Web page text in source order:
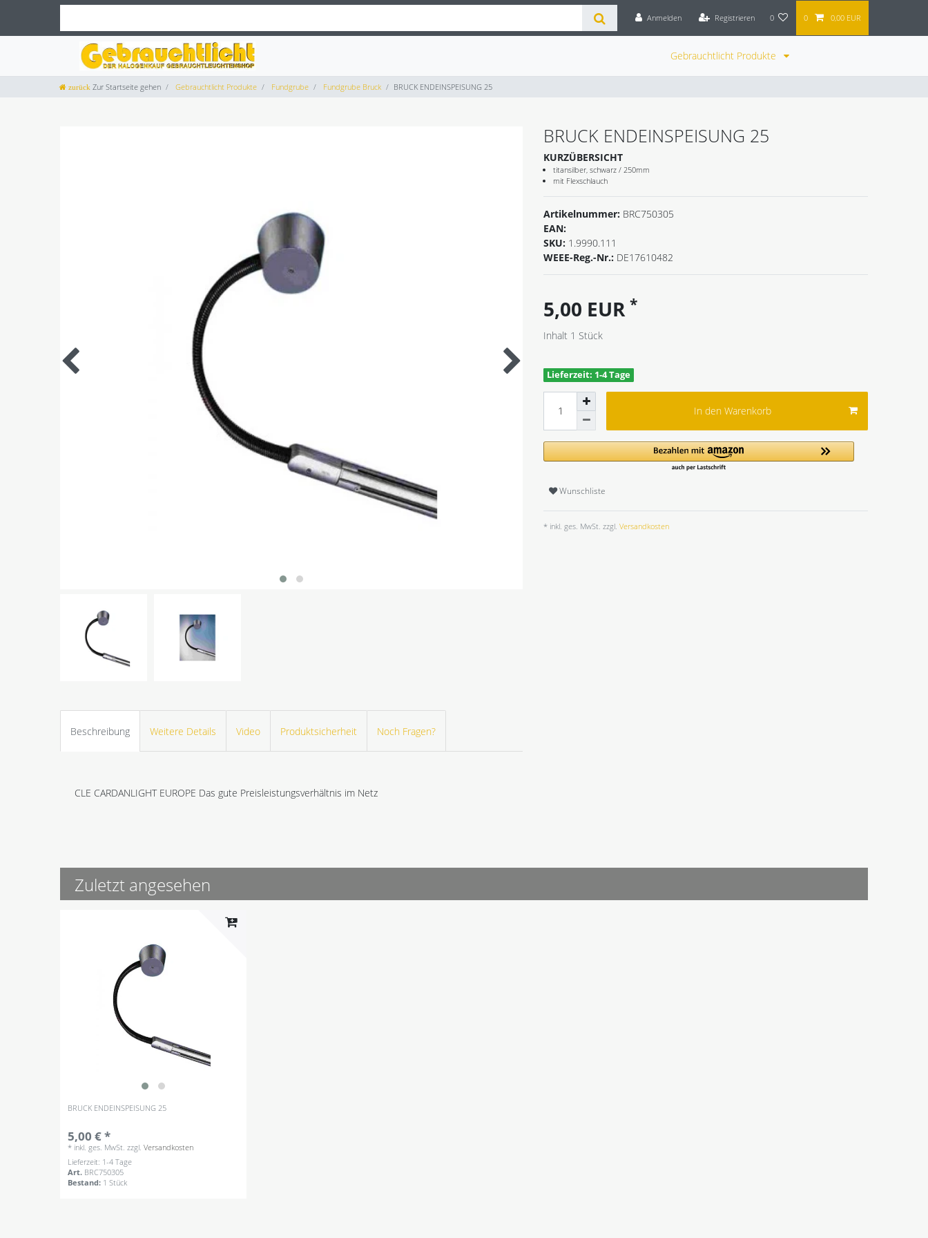
Anmelden Registrieren 0 0 0,00 EUR
Gebrauchtlicht Produkte
Zur Startseite gehen Gebrauchtlicht Produkte Fundgrube Fundgrube Bruck BRUCK ENDEINSPEISUNG 25
Beschreibung Weitere Details Video Produktsicherheit Noch Fragen?
CLE CARDANLIGHT EUROPE Das gute Preisleistungsverhältnis im Netz
BRUCK ENDEINSPEISUNG 25
KURZÜBERSICHT
titansilber, schwarz / 250mm
mit Flexschlauch
Artikelnummer: BRC750305
EAN:
SKU: 1.9990.111
WEEE-Reg.-Nr.: DE17610482
5,00 EUR *
Inhalt 1 Stück
Lieferzeit: 1-4 Tage
In den Warenkorb
Wunschliste
* inkl. ges. MwSt. zzgl. Versandkosten
Zuletzt angesehen
BRUCK ENDEINSPEISUNG 25
5,00 € *
* inkl. ges. MwSt. zzgl.Versandkosten
Lieferzeit: 1-4 Tage
Art. BRC750305
Bestand: 1 Stück